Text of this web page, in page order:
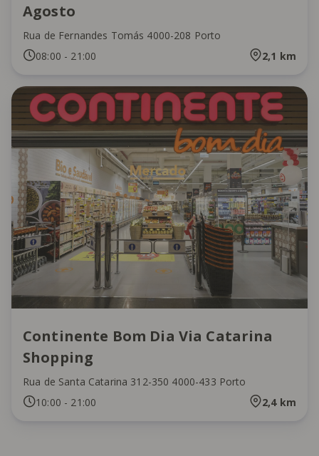
Agosto
Rua de Fernandes Tomás 4000-208 Porto
08:00 - 21:00 2,1 km
Continente Bom Dia Via Catarina
Shopping
Rua de Santa Catarina 312-350 4000-433 Porto
10:00 - 21:00 2,4km